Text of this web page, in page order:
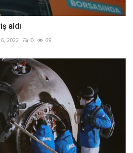
aldı
2022 0 69